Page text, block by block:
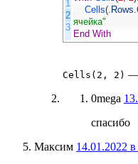
1
2
3
Cells(. Rows.
ячейка"
End With
Cells(2, 2) —
0mega
спасибо
Максим 14.01.2022